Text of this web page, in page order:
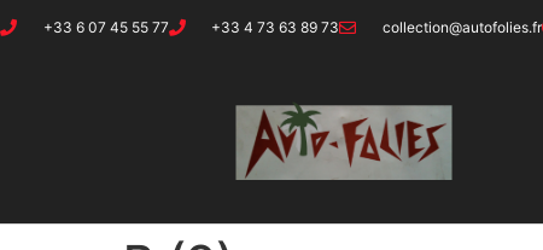
+33 6 07 45 55 77 +33 4 73 63 89 73 collection@autofolies.fr